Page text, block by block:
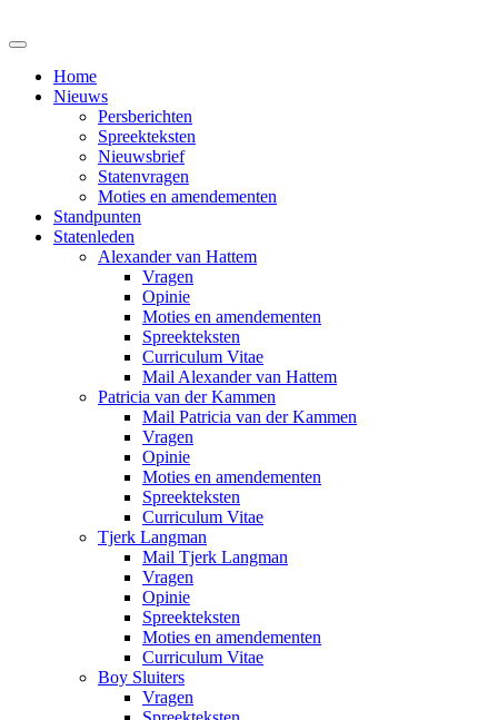
Home
Nieuws
Persberichten
Spreekteksten
Nieuwsbrief
Statenvragen
Moties en amendementen
Standpunten
Statenleden
Alexander van Hattem
Vragen
Opinie
Moties en amendementen
Spreekteksten
Curriculum Vitae
Mail Alexander van Hattem
Patricia van der Kammen
Mail Patricia van der Kammen
Vragen
Opinie
Moties en amendementen
Spreekteksten
Curriculum Vitae
Tjerk Langman
Mail Tjerk Langman
Vragen
Opinie
Spreekteksten
Moties en amendementen
Curriculum Vitae
Boy Sluiters
Vragen